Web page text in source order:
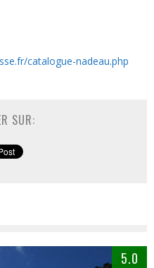
catalogue-nadeau.php
SUR:
5.0